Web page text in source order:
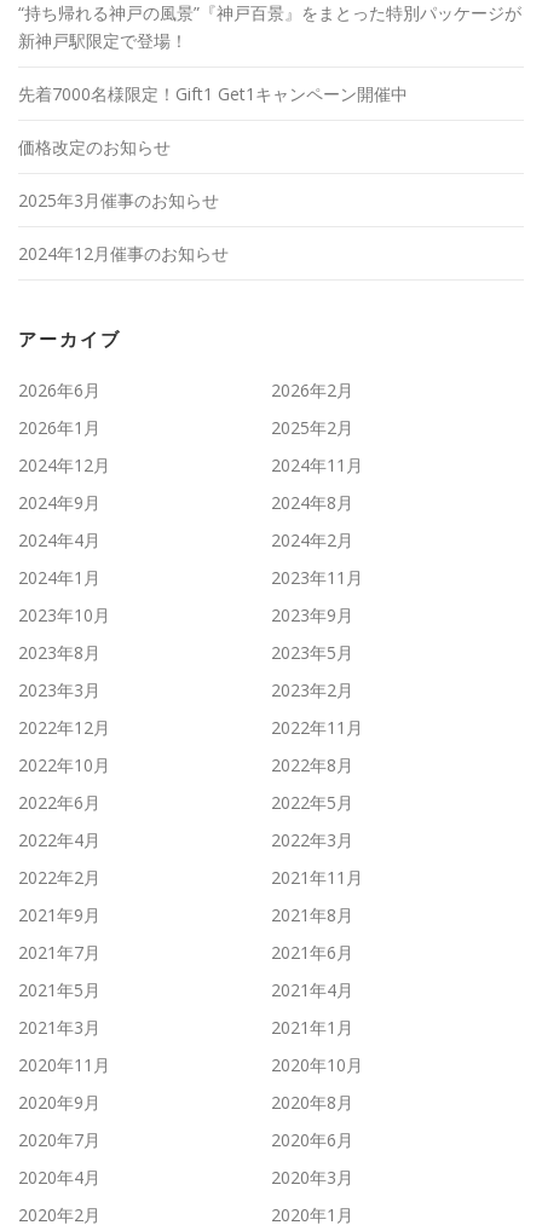
“持ち帰れる神戸の風景”『神戸百景』をまとった特別パッケージが
新神戸駅限定で登場！
先着7000名様限定！Gift1 Get1キャンペーン開催中
価格改定のお知らせ
2025年3月催事のお知らせ
2024年12月催事のお知らせ
アーカイブ
2026年6月
2026年2月
2026年1月
2025年2月
2024年12月
2024年11月
2024年9月
2024年8月
2024年4月
2024年2月
2024年1月
2023年11月
2023年10月
2023年9月
2023年8月
2023年5月
2023年3月
2023年2月
2022年12月
2022年11月
2022年10月
2022年8月
2022年6月
2022年5月
2022年4月
2022年3月
2022年2月
2021年11月
2021年9月
2021年8月
2021年7月
2021年6月
2021年5月
2021年4月
2021年3月
2021年1月
2020年11月
2020年10月
2020年9月
2020年8月
2020年7月
2020年6月
2020年4月
2020年3月
2020年2月
2020年1月